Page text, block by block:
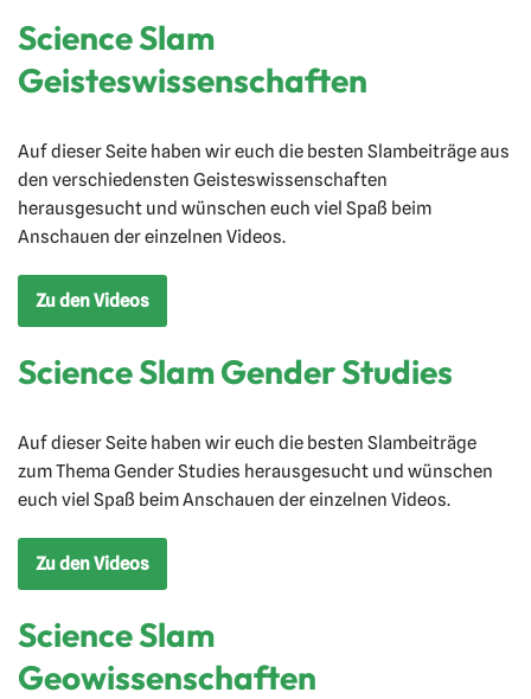
Science Slam
Geisteswissenschaften
Auf dieser Seite haben wir euch die besten Slambeiträge aus
den verschiedensten Geisteswissenschaften
herausgesucht und wünschen euch viel Spaß beim
Anschauen der einzelnen Videos.
Zu den Videos
Science Slam Gender Studies
Auf dieser Seite haben wir euch die besten Slambeiträge
zum Thema Gender Studies herausgesucht und wünschen
euch viel Spaß beim Anschauen der einzelnen Videos.
Zu den Videos
Science Slam
Geowissenschaften